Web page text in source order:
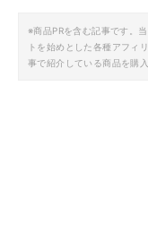
※商品PRを含む記事です。
トを始めとした各種アフィ
事で紹介している商品を購